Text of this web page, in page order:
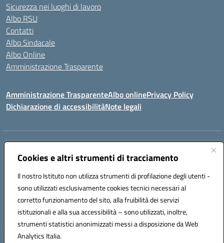
Cookies e altri strumenti di tracciamento
Il nostro Istituto non utilizza strumenti di profilazione degli utenti -
sono utilizzati esclusivamente cookies tecnici necessari al
corretto funzionamento del sito, alla fruibilità dei servizi
istituzionali e alla sua accessibilità – sono utilizzati, inoltre,
strumenti statistici anonimizzati messi a disposizione da Web
Analytics Italia.
Sicurezza nei luoghi di lavoro
Albo RSU
Contatti
Albo Sindacale
Albo Online
Amministrazione Trasparente
Amministrazione TrasparenteAlbo onlinePrivacy Policy
Dichiarazione di accessibilitàNote legali
Centralino:
Posta elettronica certificata (PEC):tpis02200a@pec.istruzione.it
Codice fiscale: 93066580817
Codice meccanografico:TPIS02200A
VIA CESARÒ, 36 - 91016 ERICE - CASA SANTA (TP)
Telefono: 0923569559